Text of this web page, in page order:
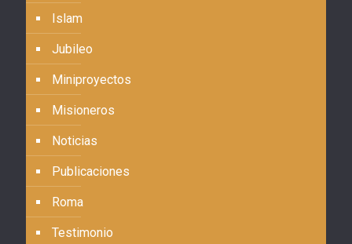
Islam
Jubileo
Miniproyectos
Misioneros
Noticias
Publicaciones
Roma
Testimonio